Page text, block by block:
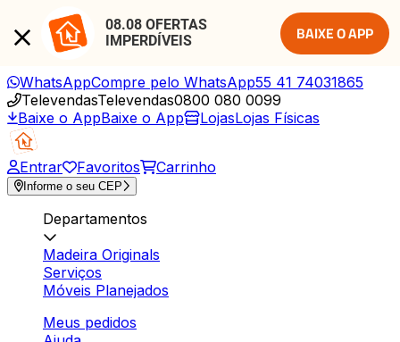
08.08 OFERTAS
IMPERDÍVEIS
BAIXE O APP
WhatsAppCompre pelo WhatsApp55 41 74031865
TelevendasTelevendas0800 080 0099
Baixe o AppBaixe o App LojasLojas Físicas
Entrar Favoritos Carrinho
Informe o seu CEP
Departamentos
Madeira Originals
Serviços
Móveis Planejados
Meus pedidos